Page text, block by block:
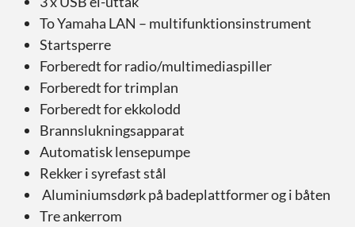
To Yamaha LAN – multifunktionsinstrument
Startsperre
Forberedt for radio/multimediaspiller
Forberedt for trimplan
Forberedt for ekkolodd
Brannslukningsapparat
Automatisk lensepumpe
Rekker i syrefast stål
Aluminiumsdørk på badeplattformer og i båten
Tre ankerrom